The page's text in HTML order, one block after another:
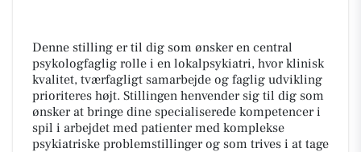
Denne stilling er til dig som ønsker en central
psykologfaglig rolle i en lokalpsykiatri, hvor klinisk
kvalitet, tværfagligt samarbejde og faglig udvikling
prioriteres højt. Stillingen henvender sig til dig som
ønsker at bringe dine specialiserede kompetencer i
spil i arbejdet med patienter med komplekse
psykiatriske problemstillinger og som trives i at tage